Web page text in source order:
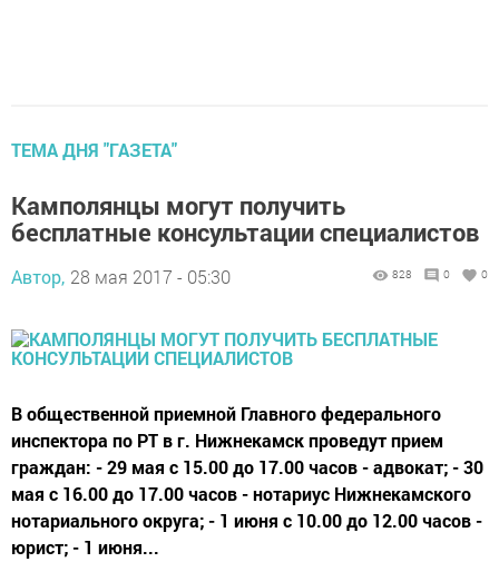
ТЕМА ДНЯ "ГАЗЕТА"
Камполянцы могут получить
бесплатные консультации специалистов
Автор, 28 мая 2017 - 05:30 828 0 0
В общественной приемной Главного федерального
инспектора по РТ в г. Нижнекамск проведут прием
граждан: - 29 мая с 15.00 до 17.00 часов - адвокат; - 30
мая с 16.00 до 17.00 часов - нотариус Нижнекамского
нотариального округа; - 1 июня с 10.00 до 12.00 часов -
юрист; - 1 июня...